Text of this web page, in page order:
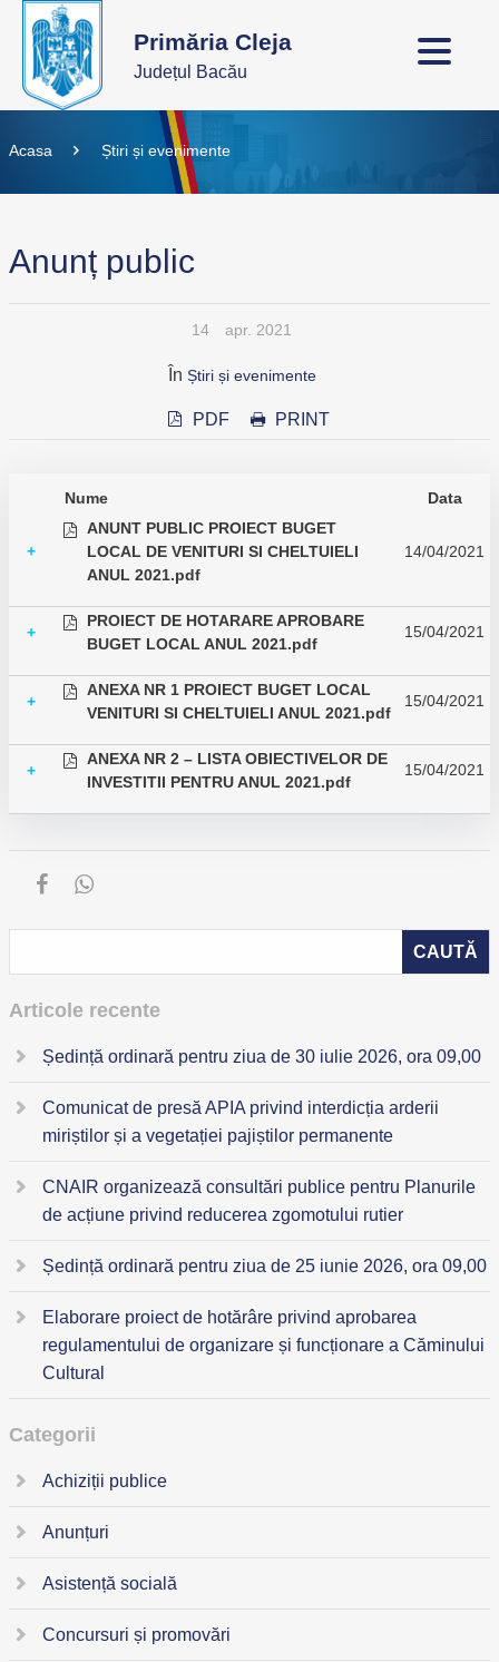
Primăria Cleja
Județul Bacău
Acasa Știri și evenimente
Anunț public
14 apr. 2021
În Știri și evenimente
PDF PRINT
Nume Data
+
ANUNT PUBLIC PROIECT BUGET
LOCAL DE VENITURI SI CHELTUIELI
ANUL 2021.pdf
14/04/2021
+
PROIECT DE HOTARARE APROBARE
BUGET LOCAL ANUL 2021.pdf
15/04/2021
+
ANEXA NR 1 PROIECT BUGET LOCAL
VENITURI SI CHELTUIELI ANUL 2021.pdf
15/04/2021
+
ANEXA NR 2 – LISTA OBIECTIVELOR DE
INVESTITII PENTRU ANUL 2021.pdf
15/04/2021
Articole recente
Ședință ordinară pentru ziua de 30 iulie 2026, ora 09,00
Comunicat de presă APIA privind interdicția arderii
miriștilor și a vegetației pajiștilor permanente
CNAIR organizează consultări publice pentru Planurile
de acțiune privind reducerea zgomotului rutier
Ședință ordinară pentru ziua de 25 iunie 2026, ora 09,00
Elaborare proiect de hotărâre privind aprobarea
regulamentului de organizare și funcționare a Căminului
Cultural
Categorii
Achiziții publice
Anunțuri
Asistență socială
Concursuri și promovări